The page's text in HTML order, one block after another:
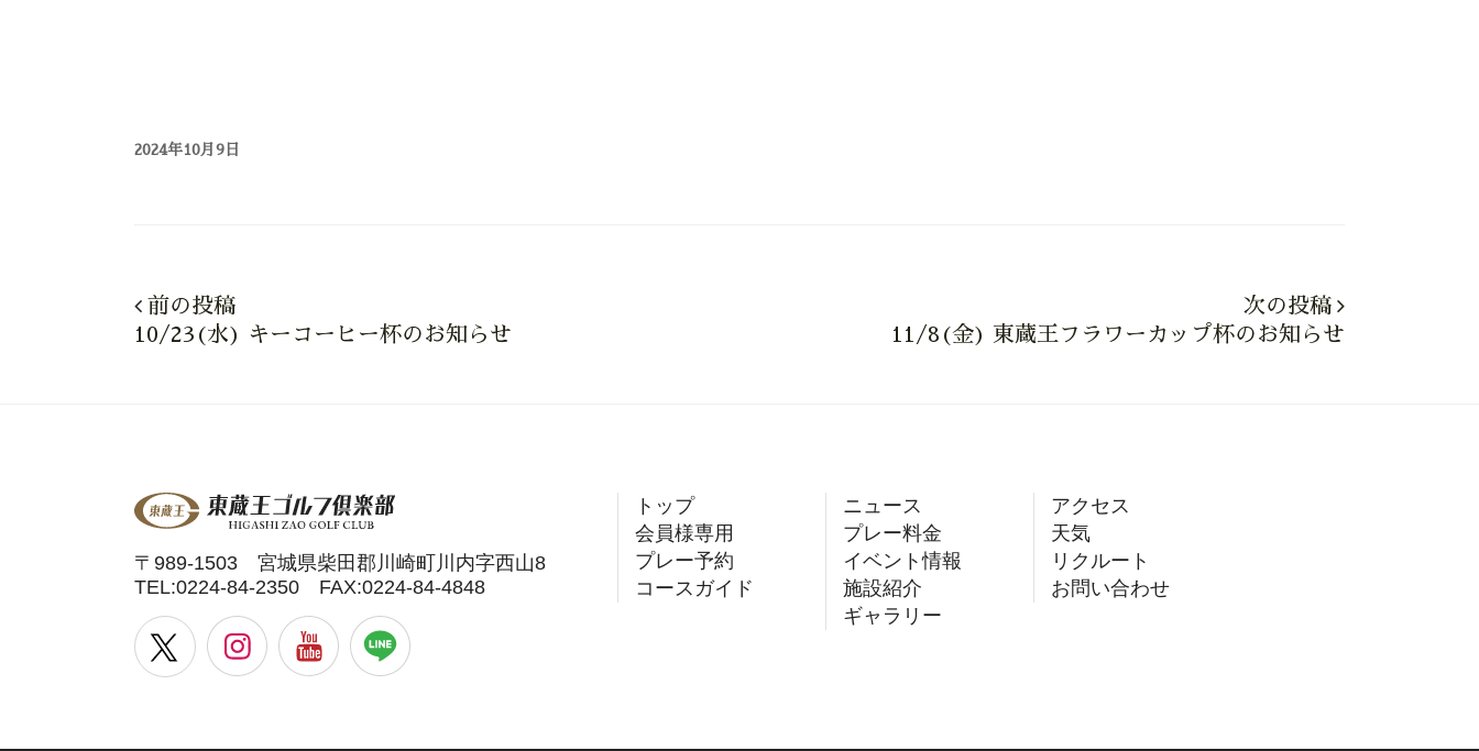
2024年10月9日
前の投稿
10/23(水) キーコーヒー杯のお知らせ
次の投稿
11/8(金) 東蔵王フラワーカップ杯のお知らせ
〒989-1503 宮城県柴田郡川崎町川内字西山8
TEL:0224-84-2350 FAX:0224-84-4848
トップ
会員様専用
プレー予約
コースガイド
ニュース
プレー料金
イベント情報
施設紹介
ギャラリー
アクセス
天気
リクルート
お問い合わせ